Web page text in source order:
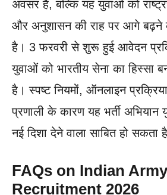
अवसर है, बल्कि यह युवाओं को
और अनुशासन की राह पर आगे बढ़ने
है। 3 फरवरी से शुरू हुई आवेदन
युवाओं को भारतीय सेना का हिस्सा
है। स्पष्ट नियमों, ऑनलाइन
प्रणाली के कारण यह भर्ती अभियान
नई दिशा देने वाला साबित हो सकता
FAQs on Indian
Recruitment 2026